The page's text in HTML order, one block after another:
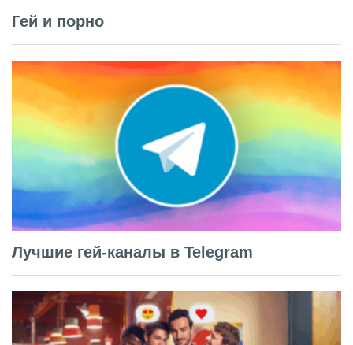
Гей и порно
Лучшие гей-каналы в Telegram